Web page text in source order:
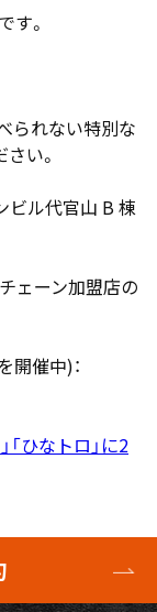
す。
られない特別な
い。
ビル代官山 B 棟
ェーン加盟店の
催中)：
ひなトロ」に2